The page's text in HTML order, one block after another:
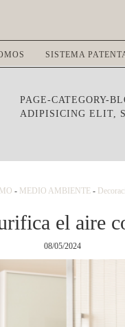
SISTEMA
PAGE-CATEGORY-
ADIPISICING ELIT,
- MEDIO AMBIENTE-
el aire
08/05/2024